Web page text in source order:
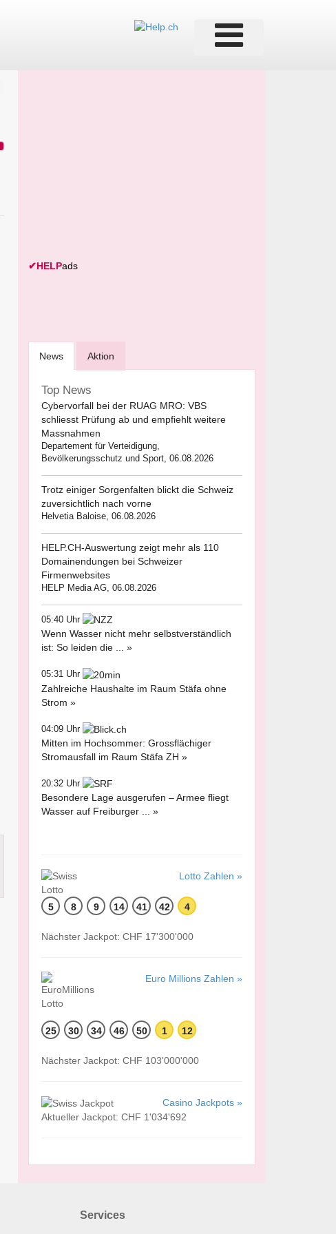
✔HELPads
News Aktion
Top News
Cybervorfall bei der RUAG MRO: VBS
schliesst Prüfung ab und empfiehlt weitere
Massnahmen
Departement für Verteidigung,
Bevölkerungsschutz und Sport, 06.08.2026
Trotz einiger Sorgenfalten blickt die Schweiz
zuversichtlich nach vorne
Helvetia Baloise, 06.08.2026
HELP.CH-Auswertung zeigt mehr als 110
Domainendungen bei Schweizer
Firmenwebsites
HELP Media AG, 06.08.2026
05:40 Uhr
Wenn Wasser nicht mehr selbstverständlich
ist: So leiden die ... »
05:31 Uhr
Zahlreiche Haushalte im Raum Stäfa ohne
Strom »
04:09 Uhr
Mitten im Hochsommer: Grossflächiger
Stromausfall im Raum Stäfa ZH »
20:32 Uhr
Besondere Lage ausgerufen – Armee fliegt
Wasser auf Freiburger ... »
Lotto Zahlen »
5 8 9 14 41 42 4
Nächster Jackpot: CHF 17'300'000
Euro Millions Zahlen »
25 30 34 46 50 1 12
Nächster Jackpot: CHF 103'000'000
Casino Jackpots »
Aktueller Jackpot: CHF 1'034'692
Services